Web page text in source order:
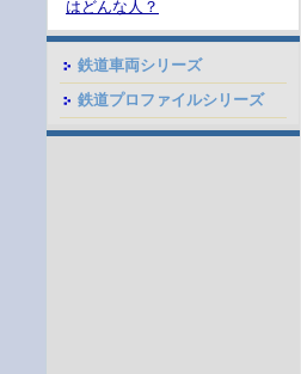
はどんな人？
鉄道車両シリーズ
鉄道プロファイルシリーズ